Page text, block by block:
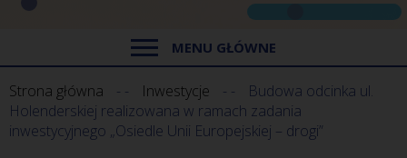
MENU GŁÓWNE
Strona główna Inwestycje
Budowa odcinka ul.
Holenderskiej realizowana w ramach zadania
inwestycyjnego „Osiedle Unii Europejskiej – drogi”